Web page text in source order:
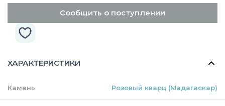
Сообщить о поступлении
ХАРАКТЕРИСТИКИ
Камень Розовый кварц (Мадагаскар)